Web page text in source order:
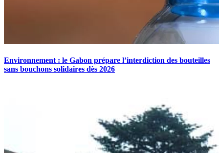
Environnement : le Gabon prépare l’interdiction des bouteilles
sans bouchons solidaires dès 2026